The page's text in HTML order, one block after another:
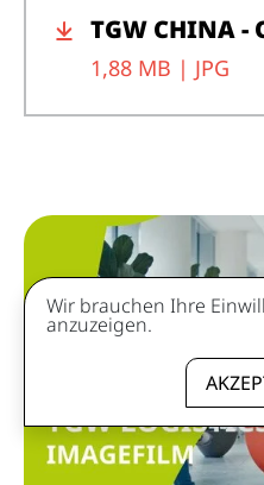
TGW CHINA -
1,88 MB | JPG
Wir brauchen Ihre
anzuzeigen.